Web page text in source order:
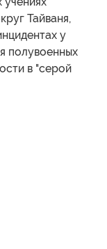
Тайваня,
у
полувоенных
в "серой